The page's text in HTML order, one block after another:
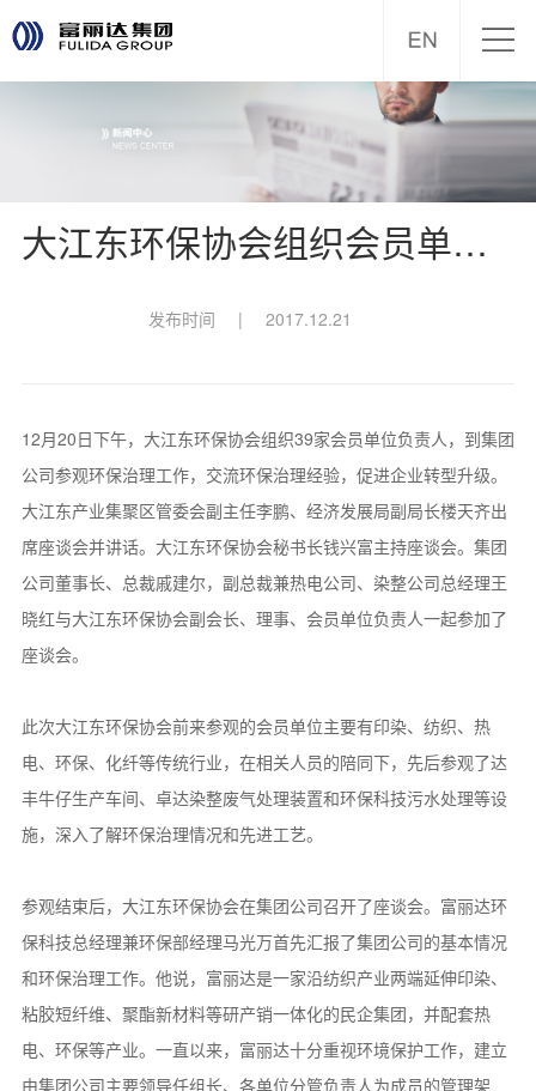
大江东环保协会组织会员单位到集团参观环保治理
发布时间 | 2017.12.21
12月20日下午，大江东环保协会组织39家会员单位负责人，到集团
公司参观环保治理工作，交流环保治理经验，促进企业转型升级。
大江东产业集聚区管委会副主任李鹏、经济发展局副局长楼天齐出
席座谈会并讲话。大江东环保协会秘书长钱兴富主持座谈会。集团
公司董事长、总裁戚建尔，副总裁兼热电公司、染整公司总经理王
晓红与大江东环保协会副会长、理事、会员单位负责人一起参加了
座谈会。
此次大江东环保协会前来参观的会员单位主要有印染、纺织、热
电、环保、化纤等传统行业，在相关人员的陪同下，先后参观了达
丰牛仔生产车间、卓达染整废气处理装置和环保科技污水处理等设
施，深入了解环保治理情况和先进工艺。
参观结束后，大江东环保协会在集团公司召开了座谈会。富丽达环
保科技总经理兼环保部经理马光万首先汇报了集团公司的基本情况
和环保治理工作。他说，富丽达是一家沿纺织产业两端延伸印染、
粘胶短纤维、聚酯新材料等研产销一体化的民企集团，并配套热
电、环保等产业。一直以来，富丽达十分重视环境保护工作，建立
由集团公司主要领导任组长、各单位分管负责人为成员的管理架